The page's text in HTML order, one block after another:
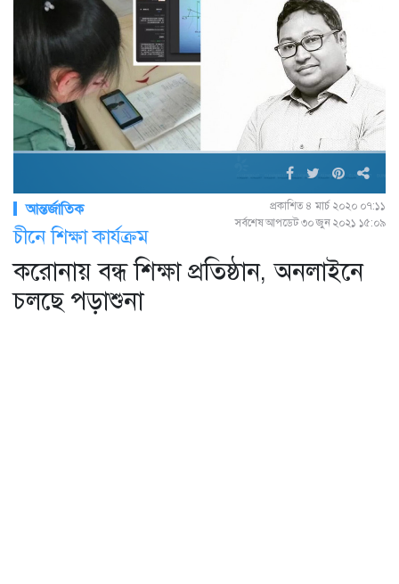
আন্তর্জাতিক
প্রকাশিত ৪ মার্চ ২০২০ ০৭:১১
সর্বশেষ আপডেট ৩০ জুন ২০২১ ১৫:০৯
চীনে শিক্ষা কার্যক্রম
করোনায় বন্ধ শিক্ষা প্রতিষ্ঠান, অনলাইনে
চলছে পড়াশুনা